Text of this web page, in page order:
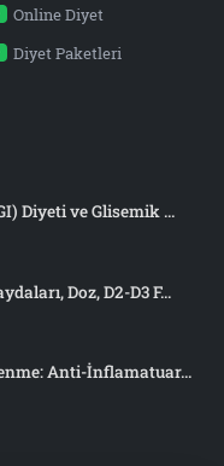
Online Diyet
Diyet Paketleri
Diyeti ve Glisemik ...
Doz, D2-D3 F...
Anti-İnflamatuar...